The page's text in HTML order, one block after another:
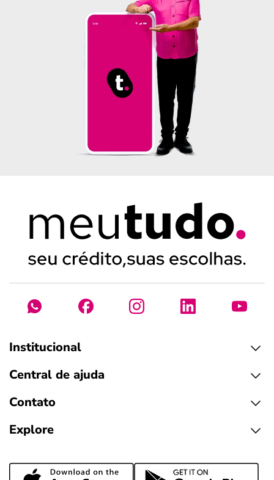
Institucional
Central de ajuda
Contato
Explore